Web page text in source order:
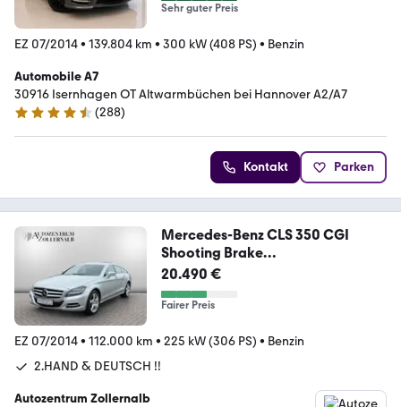
Sehr guter Preis
EZ 07/2014• 139.804 km • 300 kW (408 PS) • Benzin
Automobile A7
30916 Isernhagen OT Altwarmbüchen bei Hannover A2/A7
4.7 Sterne
(288)
Kontakt Parken
Mercedes-Benz CLS 350 CGI
Shooting Brake
*2.HAND*DISTR*H&R*ILS
20.490 €
Fairer Preis
EZ 07/2014• 112.000 km • 225 kW (306 PS) • Benzin
2.HAND & DEUTSCH !!
Autozentrum Zollernalb